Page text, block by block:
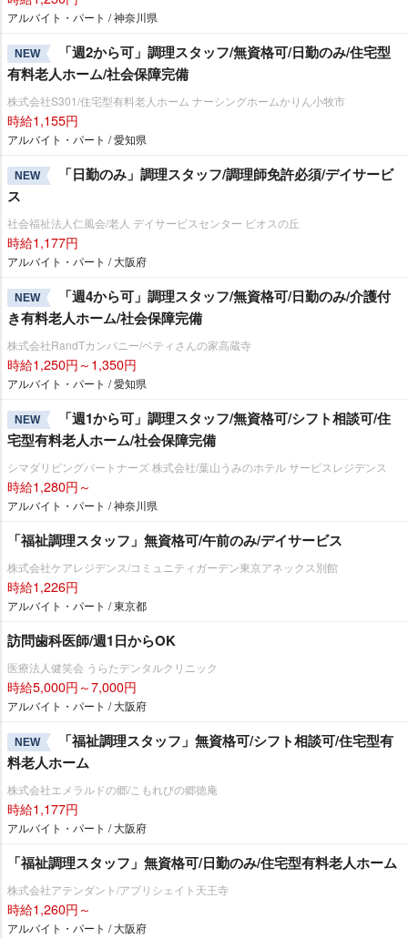
アルバイト・パート / 神奈川県
NEW
「週2から可」調理スタッフ/無資格可/日勤のみ/住宅型
有料老人ホーム/社会保障完備
株式会社S301/住宅型有料老人ホーム ナーシングホームかりん小牧市
時給1,155円
アルバイト・パート / 愛知県
NEW
「日勤のみ」調理スタッフ/調理師免許必須/デイサービ
ス
社会福祉法人仁風会/老人 デイサービスセンター ビオスの丘
時給1,177円
アルバイト・パート / 大阪府
NEW
「週4から可」調理スタッフ/無資格可/日勤のみ/介護付
き有料老人ホーム/社会保障完備
株式会社RandTカンパニー/ベティさんの家高蔵寺
時給1,250円～1,350円
アルバイト・パート / 愛知県
NEW
「週1から可」調理スタッフ/無資格可/シフト相談可/住
宅型有料老人ホーム/社会保障完備
シマダリビングパートナーズ 株式会社/葉山うみのホテル サービスレジデンス
時給1,280円～
アルバイト・パート / 神奈川県
「福祉調理スタッフ」無資格可/午前のみ/デイサービス
株式会社ケアレジデンス/コミュニティガーデン東京アネックス別館
時給1,226円
アルバイト・パート / 東京都
訪問歯科医師/週1日からOK
医療法人健笑会 うらたデンタルクリニック
時給5,000円～7,000円
アルバイト・パート / 大阪府
NEW
「福祉調理スタッフ」無資格可/シフト相談可/住宅型有
料老人ホーム
株式会社エメラルドの郷/こもれびの郷徳庵
時給1,177円
アルバイト・パート / 大阪府
「福祉調理スタッフ」無資格可/日勤のみ/住宅型有料老人ホーム
株式会社アテンダント/アプリシェイト天王寺
時給1,260円～
アルバイト・パート / 大阪府